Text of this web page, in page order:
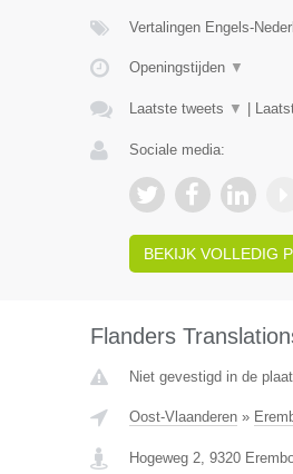
Vertalingen Engels-
Openingstijden ▼
Laatste tweets ▼
Sociale media:
BEKIJK VOLLEDIG
Flanders
Niet gevestigd in de
Oost-Vlaanderen»
Hogeweg 2, 9320